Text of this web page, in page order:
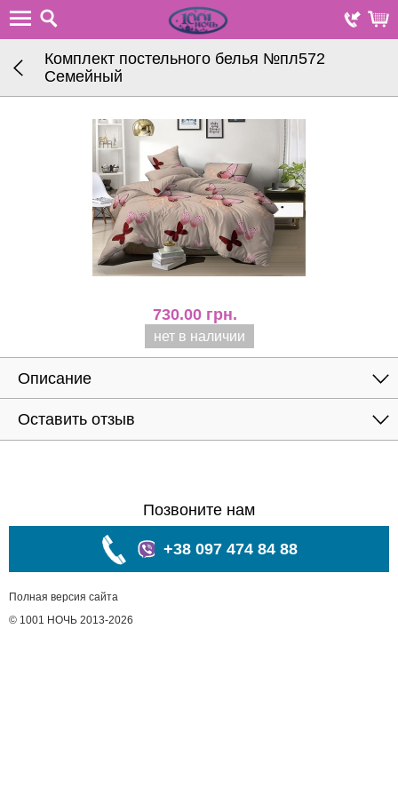
Комплект постельного белья №пл572
Семейный
730.00 грн.
нет в наличии
Описание
Оставить отзыв
Позвоните нам
+38 097 474 84 88
Полная версия сайта
© 1001 НОЧЬ 2013-2026